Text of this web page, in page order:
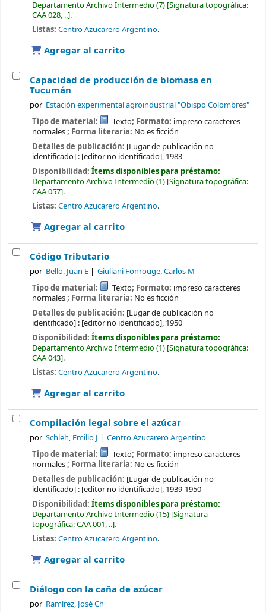
Departamento Archivo Intermedio(7) Signatura topográfica:
CAA 028, .. .
Listas: Centro Azucarero Argentino.
Agregar al carrito
Capacidad de producción de biomasa en
Tucumán
por Estación experimental agroindustrial "Obispo Colombres"
Tipo de material: Texto; Formato: impreso caracteres
normales; Forma literaria: No es ficción
Detalles de publicación: [Lugar de publicación no
identificado] : [editor no identificado], 1983
Disponibilidad: Ítems disponibles para préstamo:
Departamento Archivo Intermedio(1) Signatura topográfica:
CAA 057 .
Listas: Centro Azucarero Argentino.
Agregar al carrito
Código Tributario
por Bello, Juan E Giuliani Fonrouge, Carlos M
Tipo de material: Texto; Formato: impreso caracteres
normales; Forma literaria: No es ficción
Detalles de publicación: [Lugar de publicación no
identificado] : [editor no identificado], 1950
Disponibilidad: Ítems disponibles para préstamo:
Departamento Archivo Intermedio(1) Signatura topográfica:
CAA 043 .
Listas: Centro Azucarero Argentino.
Agregar al carrito
Compilación legal sobre el azúcar
por Schleh, Emilio J Centro Azucarero Argentino
Tipo de material: Texto; Formato: impreso caracteres
normales; Forma literaria: No es ficción
Detalles de publicación: [Lugar de publicación no
identificado] : [editor no identificado], 1939-1950
Disponibilidad: Ítems disponibles para préstamo:
Departamento Archivo Intermedio(15) Signatura
topográfica:CAA 001, .. .
Listas: Centro Azucarero Argentino.
Agregar al carrito
Diálogo con la caña de azúcar
por Ramírez, José Ch